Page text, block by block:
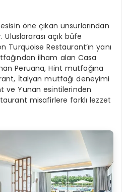
öne çıkan unsurlarından
açık büfe
Restaurant’ın yanı
ilham alan Casa
Peruana, Hint mutfağına
İtalyan mutfağı deneyimi
ve Yunan esintilerinden
misafirlere farklı lezzet